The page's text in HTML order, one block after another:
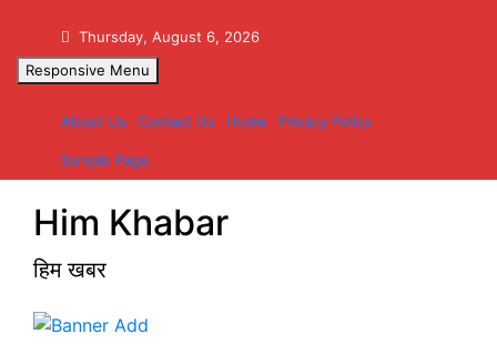
content
Thursday, August 6, 2026
Responsive Menu
About Us Contact Us Home Privacy Policy
Sample Page
Him Khabar
हिम खबर